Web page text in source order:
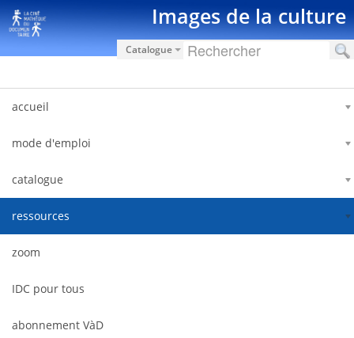
跳转到内容 Images de la culture
Catalogue
accueil
mode d'emploi
catalogue
ressources
zoom
IDC pour tous
abonnement VàD